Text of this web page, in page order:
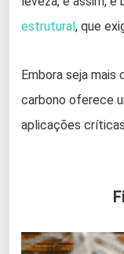
estrutural, que
Embora seja mais
carbono oferece
aplicações